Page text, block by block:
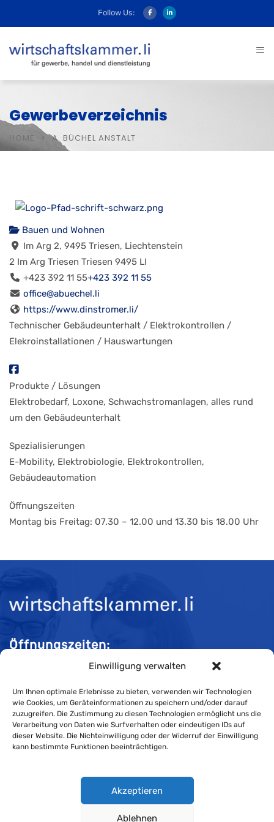
Einwilligung verwalten
Um Ihnen optimale Erlebnisse zu bieten, verwenden wir Technologien
wie Cookies, um Geräteinformationen zu speichern und/oder darauf
zuzugreifen. Die Zustimmung zu diesen Technologien ermöglicht uns die
Verarbeitung von Daten wie Surfverhalten oder eindeutigen IDs auf
dieser Website. Die Nichteinwilligung oder der Widerruf der Einwilligung
kann bestimmte Funktionen beeinträchtigen.
Akzeptieren
Ablehnen
Follow Us:
Gewerbeverzeichnis
HOME A. BÜCHEL ANSTALT
Bauen und Wohnen
Im Arg 2, 9495 Triesen, Liechtenstein
2 Im Arg Triesen Triesen 9495 LI
+423 392 11 55+423 392 11 55
office@abuechel.li
https://www.dinstromer.li/
Technischer Gebäudeunterhalt / Elektrokontrollen /
Elekroinstallationen / Hauswartungen
Produkte / Lösungen
Elektrobedarf, Loxone, Schwachstromanlagen, alles rund
um den Gebäudeunterhalt
Spezialisierungen
E-Mobility, Elektrobiologie, Elektrokontrollen,
Gebäudeautomation
Öffnungszeiten
Montag bis Freitag: 07.30 – 12.00 und 13.30 bis 18.00 Uhr
Öffnungszeiten:
Mo-Do 08:00 bis 11:30 und 13:30 bis 16:30 Uhr
Fr 08:00 bis 11:30 und 13:30 bis 16:00 Uhr
Impressum
Cookie-Richtlinie